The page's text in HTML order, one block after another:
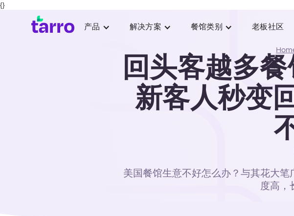
{}
产品 解决方案 餐馆类别 老板社区
回头客越多
新客人秒变
美国餐馆生意不好怎么办？与其花大
度高，